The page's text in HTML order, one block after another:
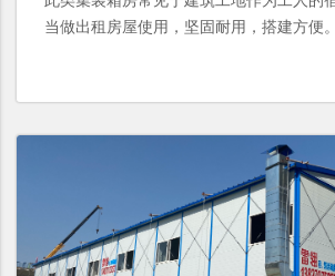
当做出租房屋使用，坚固耐用，搭建方便